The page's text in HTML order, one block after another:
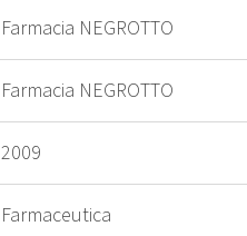
Farmacia NEGROTTO
Farmacia NEGROTTO
2009
Farmaceutica